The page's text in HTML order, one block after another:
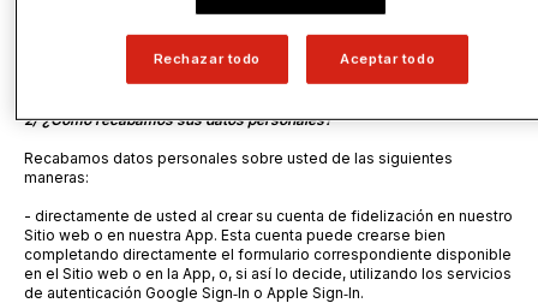
Si se suscribe a la Newsletter, para enviarle dicha Newsletter.
2/ ¿Cómo recabamos sus datos personales?
Recabamos datos personales sobre usted de las siguientes
maneras:
- directamente de usted al crear su cuenta de fidelización en nuestro
Sitio web o en nuestra App. Esta cuenta puede crearse bien
completando directamente el formulario correspondiente disponible
en el Sitio web o en la App, o, si así lo decide, utilizando los servicios
de autenticación Google Sign‑In o Apple Sign‑In.
Rechazar todo Aceptar todo